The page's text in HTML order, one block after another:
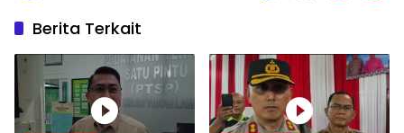
Berita Terkait